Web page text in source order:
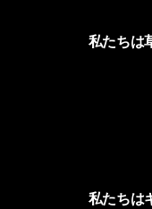
私たちは
私たちは